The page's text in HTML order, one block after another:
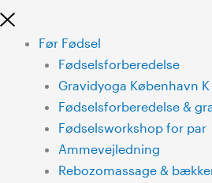
Før Fødsel
Fødselsforberedelse
Gravidyoga København K
Fødselsforberedelse &
Fødselsworkshop for par
Ammevejledning
Rebozomassage &